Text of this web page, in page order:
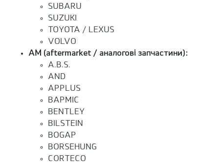
SUBARU
SUZUKI
TOYOTA / LEXUS
VOLVO
AM (aftermarket / аналогові запчастини):
A.B.S.
AND
APPLUS
BAPMIC
BENTLEY
BILSTEIN
BOGAP
BORSEHUNG
CORTECO